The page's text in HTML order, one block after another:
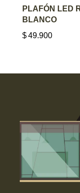
PLAFÓN LED
BLANCO
$49.900